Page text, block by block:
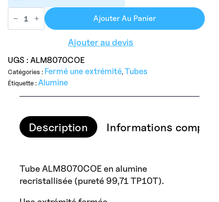
quantité
de
ALM8070COE
x
ID70mm
x
L800mm
Ajouter Au Panier
Ajouter au devis
UGS : ALM8070COE
Catégories : Fermé une extrémité, Tubes
Étiquette : Alumine
Description Informations
Tube ALM8070COE en alumine
recristallisée (pureté 99,71 TP10T).